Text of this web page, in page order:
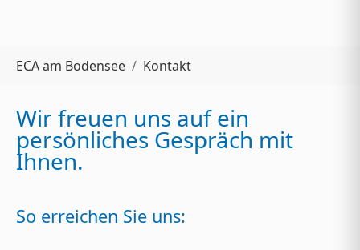
ECA am Bodensee Kontakt
Wir freuen uns auf ein
persönliches Gespräch mit
Ihnen.
So erreichen Sie uns: